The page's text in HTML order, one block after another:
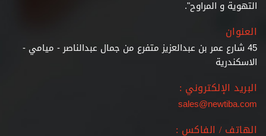
العنوان
45 شارع عمر بن عبدالعزيز متفرع من جمال عبدالناصر - ميامي -
الاسكندرية
البريد الإلكتروني :
sales@newtiba.com
00201220230111